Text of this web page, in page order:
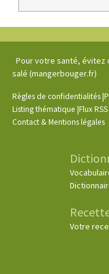
Pour votre santé, évitez
salé (mangerbouger.fr)
Règles de confidentialités|
Listing thématique |Flux
Contact & Mentions légales
Votre